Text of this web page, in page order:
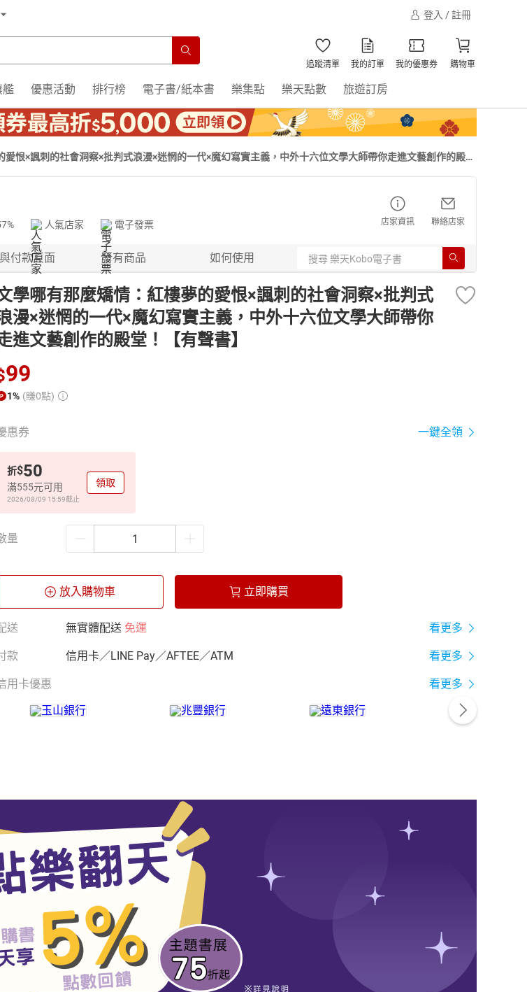
登入 / 註冊
追蹤清單 我的訂單 我的優惠券 購物車
艦 優惠活動 排行榜 電子書/紙本書 樂集點 樂天點數 旅遊訂房
愛恨×諷刺的社會洞察×批判式浪漫×迷惘的一代×魔幻寫實主義，中外十六位文學大師帶你走進文藝創作的殿
人氣店家 電子發票 店家資訊 聯絡店家
付款頁面 所有商品 如何使用
學哪有那麼矯情：紅樓夢的愛恨×諷刺的社會洞察×批判式
漫×迷惘的一代×魔幻寫實主義，中外十六位文學大師帶你
進文藝創作的殿堂！【有聲書】
99
1% (賺0點)
惠券 一鍵全領
折$50
滿555元可用
2026/08/09 15:59截止
領取
量
放入購物車 立即購買
送 無實體配送 免運 看更多
款 信用卡／LINE Pay／AFTEE／ATM 看更多
用卡優惠 看更多